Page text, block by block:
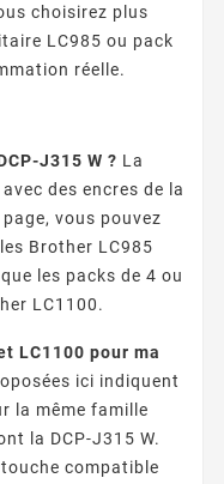
choisirez plus
LC985 ou pack
réelle.
J315 W ? La
des encres de la
vous pouvez
Brother LC985
les packs de 4 ou
LC1100.
LC1100 pour ma
ici indiquent
la même famille
la DCP-J315 W.
compatible